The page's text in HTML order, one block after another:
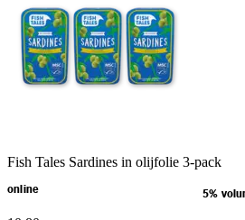
Fish Tales Sardines in olijfolie 3-pack
online 5%